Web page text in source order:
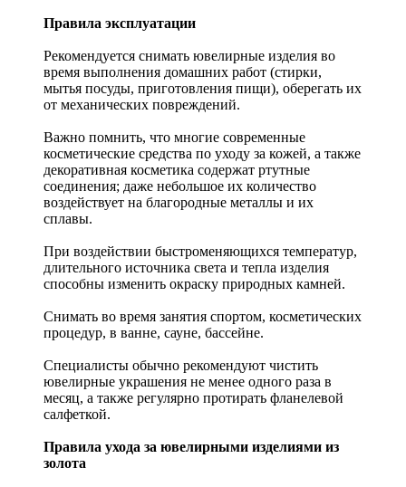
Правила эксплуатации
Рекомендуется снимать ювелирные изделия во
время выполнения домашних работ (стирки,
мытья посуды, приготовления пищи), оберегать их
от механических повреждений.
Важно помнить, что многие современные
косметические средства по уходу за кожей, а также
декоративная косметика содержат ртутные
соединения; даже небольшое их количество
воздействует на благородные металлы и их
сплавы.
При воздействии быстроменяющихся температур,
длительного источника света и тепла изделия
способны изменить окраску природных камней.
Снимать во время занятия спортом, косметических
процедур, в ванне, сауне, бассейне.
Специалисты обычно рекомендуют чистить
ювелирные украшения не менее одного раза в
месяц, а также регулярно протирать фланелевой
салфеткой.
Правила ухода за ювелирными изделиями из
золота